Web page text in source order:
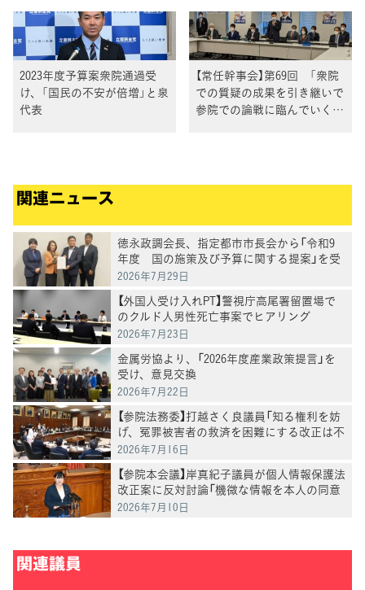
2023年度予算案衆院通過受
け、「国民の不安が倍増」と泉
代表
【常任幹事会】第69回 「衆院
での質疑の成果を引き継いで
参院での論戦に臨んでいく」
関連ニュース
徳永政調会長、指定都市市長会から「令和9
年度 国の施策及び予算に関する提案」を受
け、意見交換
2026年7月29日
【外国人受け入れPT】警視庁高尾署留置場で
のクルド人男性死亡事案でヒアリング
2026年7月23日
金属労協より、「2026年度産業政策提言」を
受け、意見交換
2026年7月22日
【参院法務委】打越さく良議員「知る権利を妨
げ、冤罪被害者の救済を困難にする改正は不
合理だ」
2026年7月16日
【参院本会議】岸真紀子議員が個人情報保護法
改正案に反対討論「機微な情報を本人の同意
なく提供することは断じて認められない」
2026年7月10日
関連議員